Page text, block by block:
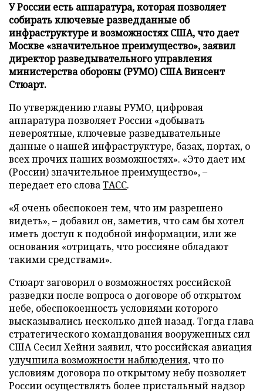
У России есть аппаратура, которая позволяет
собирать ключевые разведданные об
инфраструктуре и возможностях США, что дает
Москве «значительное преимущество», заявил
директор разведывательного управления
министерства обороны (РУМО) США Винсент
Стюарт.
По утверждению главы РУМО, цифровая
аппаратура позволяет России «добывать
невероятные, ключевые разведывательные
данные о нашей инфраструктуре, базах, портах, о
всех прочих наших возможностях». «Это дает им
(России) значительное преимущество», –
передает его словаТАСС.
«Я очень обеспокоен тем, что им разрешено
видеть», – добавил он, заметив, что сам бы хотел
иметь доступ к подобной информации, или же
основания «отрицать, что россияне обладают
такими средствами».
Стюарт заговорил о возможностях российской
разведки после вопроса о договоре об открытом
небе, обеспокоенность условиями которого
высказывались несколько дней назад. Тогда глава
стратегического командования вооруженных сил
США Сесил Хейни заявил, что российская авиация
улучшила возможности наблюдения, что по
условиям договора по открытому небу позволяет
России осуществлять более пристальный надзор